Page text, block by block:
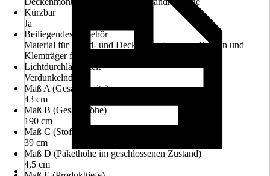
Kürzbar
Ja
Beiliegendes Zubehör
Material für Wand- und Deckenmontage zum Bohren und
Klemträger für Montage zum Klemmen inklusive
Lichtdurchlässigkeit
Verdunkelnd
Maß A (Gesamtbreite)
43 cm
Maß B (Gesamthöhe)
190 cm
Maß C (Stoffbreite)
39 cm
Maß D (Pakethöhe im geschlossenen Zustand)
4,5 cm